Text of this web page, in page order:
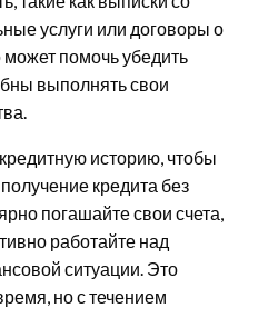
услуги или договоры о
помочь убедить
выполнять свои
историю, чтобы
кредита без
погашайте свои счета,
работайте над
ситуации. Это
но с течением